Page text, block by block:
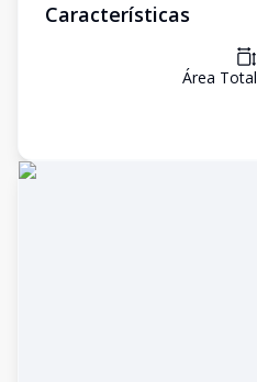
Características
Área Total